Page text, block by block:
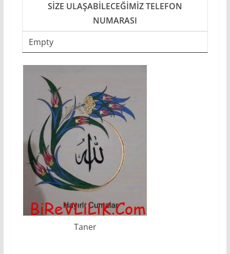
SIZE ULAŞABILECEĞIMIZ TELEFON
NUMARASI
Empty
Taner